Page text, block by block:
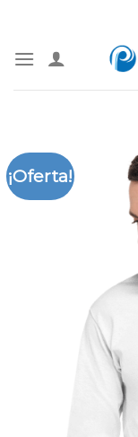
contenido
¡Oferta!